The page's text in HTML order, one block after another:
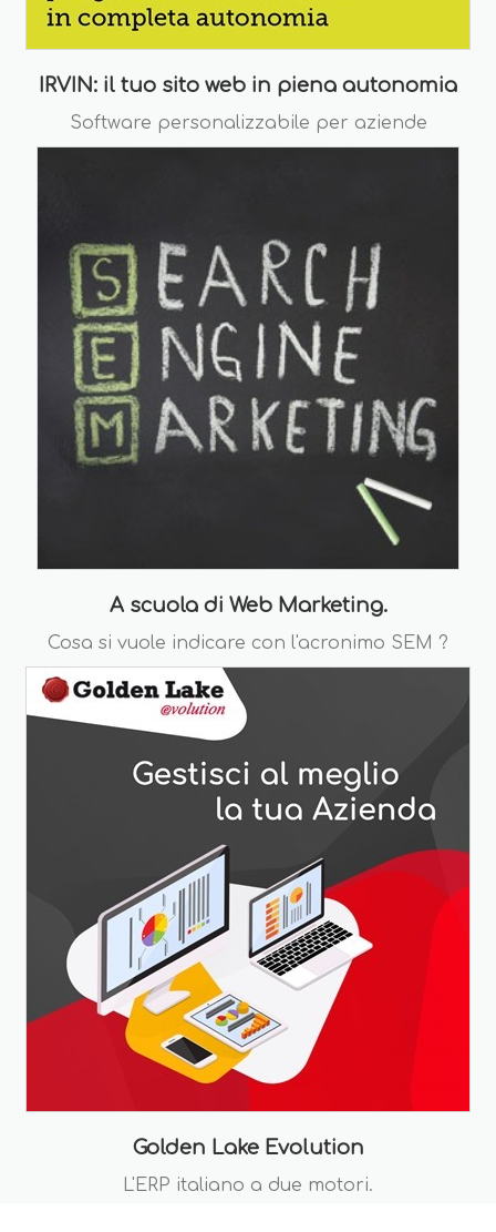
IRVIN: il tuo sito web in piena autonomia
Software personalizzabile per aziende
A scuola di Web Marketing.
Cosa si vuole indicare con l'acronimo SEM ?
Golden Lake Evolution
L'ERP italiano a due motori.